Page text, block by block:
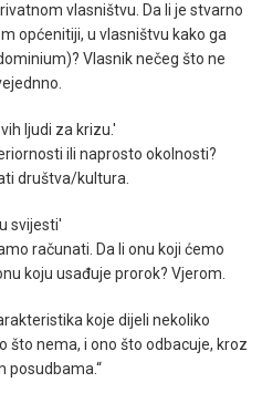
vlasništvu. Da li je stvarno
općenitiji, u vlasništvu kako ga
Vlasnik nečeg što ne
ljudi za krizu.'
ili naprosto okolnosti?
društva/kultura.
svijesti'
računati. Da li onu koji ćemo
koju usađuje prorok? Vjerom.
koje dijeli nekoliko
što nema, i ono što odbacuje, kroz
posudbama.“